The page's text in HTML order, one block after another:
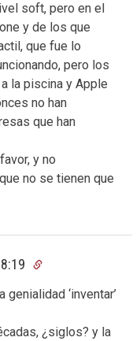
soft, pero en el
y de los que
que fue lo
pero los
la piscina y Apple
no han
que han
y no
no se tienen que
genialidad ‘inventar’
¿siglos? y la